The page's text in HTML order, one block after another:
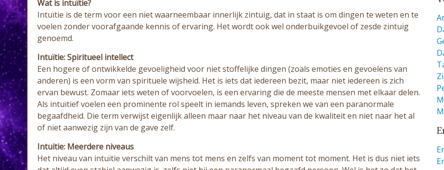
Wat is intuïtie?
Intuïtie is de term voor een niet waarneembaar innerlijk zintuig, dat in staat is om dingen te weten en te
voelen zonder voorafgaande kennis of ervaring. Het wordt ook wel onderbuikgevoel of zesde zintuig
genoemd.
Intuïtie: Spiritueel intellect
Een hogere of ontwikkelde gevoeligheid voor niet stoffelijke dingen (zoals emoties en gevoelens van
anderen) is een vorm van spirituele wijsheid. Het is iets dat iedereen bezit, maar niet iedereen is zich
ervan bewust. Zomaar iets weten of voorvoelen, is een ervaring die de meeste mensen met elkaar delen.
Als intuïtief voelen een prominente rol speelt in iemands leven, spreken we van een paranormale
begaafdheid. Die term verwijst eigenlijk alleen maar naar het niveau van de kwaliteit en niet naar het al
of niet aanwezig zijn van de gave zelf.
Intuitie: Meerdere niveaus
Het niveau van intuïtie verschilt van mens tot mens en zelfs van moment tot moment. Het is dus niet iets